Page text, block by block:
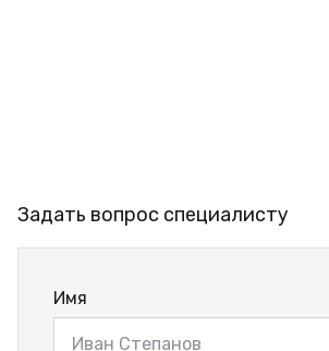
Задать вопрос специалисту
Имя